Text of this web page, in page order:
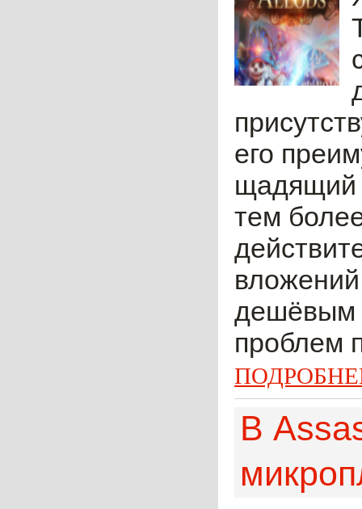
его
щадящий
тем
дешёвым
проблем
В